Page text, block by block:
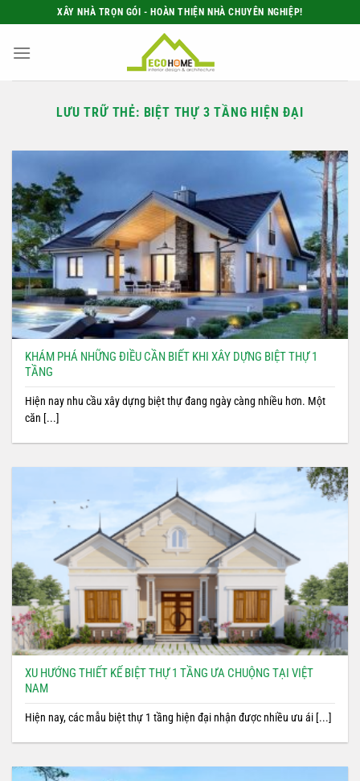
qua
nội
XÂY NHÀ TRỌN GÓI - HOÀN THIỆN NHÀ CHUYÊN NGHIỆP!
LƯU TRỮ THẺ: BIỆT THỰ 3 TẦNG HIỆN ĐẠI
KHÁM PHÁ NHỮNG ĐIỀU CẦN BIẾT KHI XÂY DỰNG BIỆT THỰ 1
TẦNG
Hiện nay nhu cầu xây dựng biệt thự đang ngày càng nhiều hơn. Một
căn [...]
XU HƯỚNG THIẾT KẾ BIỆT THỰ 1 TẦNG ƯA CHUỘNG TẠI VIỆT
NAM
Hiện nay, các mẫu biệt thự 1 tầng hiện đại nhận được nhiều ưu ái [...]